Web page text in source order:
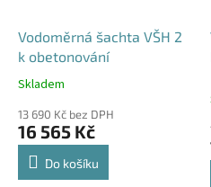
Vodoměrná šachta VŠH 2
k obetonování
Průměrné
produktu
je
5,0
Skladem
13 690 Kč bez DPH
16 565 Kč
Do košíku